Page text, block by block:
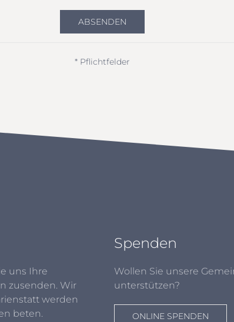
ABSENDEN
* Pflichtfelder
uns Ihre
zusenden. Wir
werden
beten.
Spenden
Wollen Sie unsere
unterstützen?
ONLINE SPENDEN